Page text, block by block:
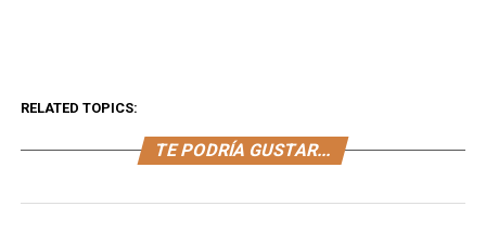
RELATED TOPICS:
TE PODRÍA GUSTAR...